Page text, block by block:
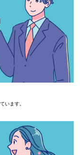
います。